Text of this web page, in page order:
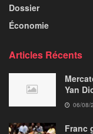
Dossier
Économie
Articles Récents
Yan
06/08/
Franc